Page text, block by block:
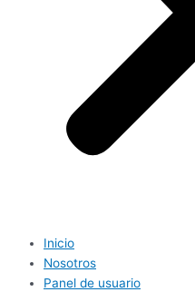
Inicio
Nosotros
Panel de usuario